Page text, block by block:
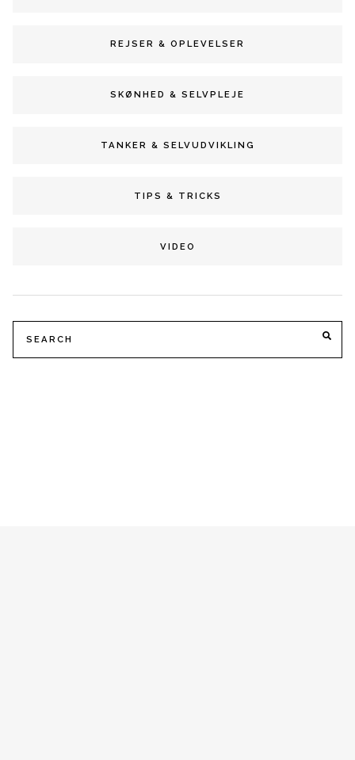
REJSER & OPLEVELSER
SKØNHED & SELVPLEJE
TANKER & SELVUDVIKLING
TIPS & TRICKS
VIDEO
for: